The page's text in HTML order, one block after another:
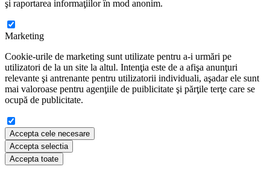
şi raportarea informaţiilor în mod anonim.
Marketing
Cookie-urile de marketing sunt utilizate pentru a-i urmări pe
utilizatori de la un site la altul. Intenţia este de a afişa anunţuri
relevante şi antrenante pentru utilizatorii individuali, aşadar ele sunt
mai valoroase pentru agenţiile de puiblicitate şi părţile terţe care se
ocupă de publicitate.
Accepta cele necesare
Accepta selectia
Accepta toate